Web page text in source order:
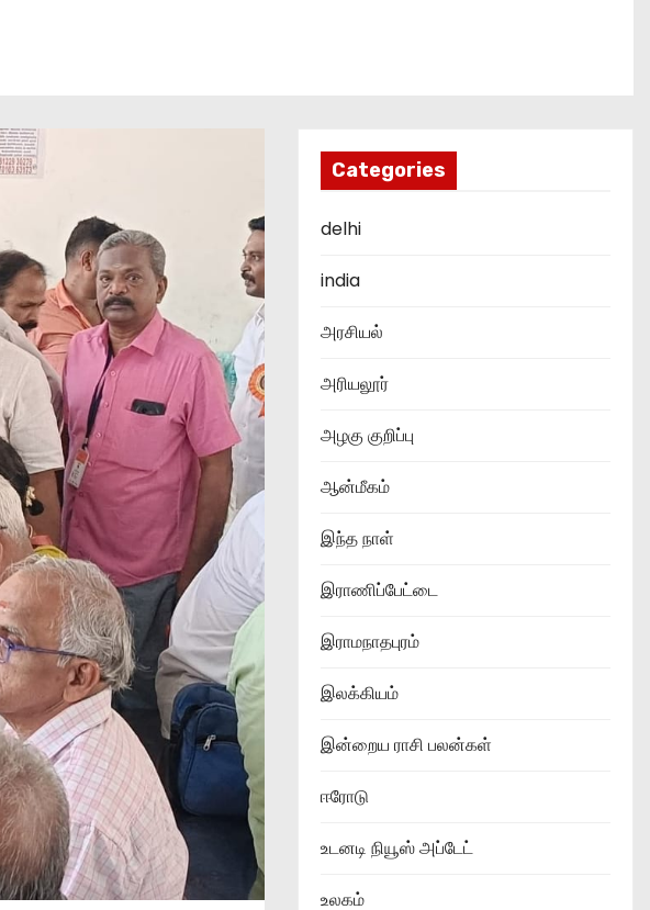
Categories
delhi
india
அரசியல்
அரியலூர்
அழகு குறிப்பு
ஆன்மீகம்
இந்த நாள்
இராணிப்பேட்டை
இராமநாதபுரம்
இலக்கியம்
இன்றைய ராசி பலன்கள்
ஈரோடு
உடனடி நியூஸ் அப்டேட்
உலகம்